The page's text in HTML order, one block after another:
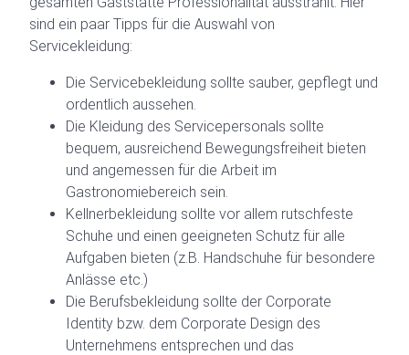
sind ein paar Tipps für die Auswahl von
Servicekleidung:
Die Servicebekleidung sollte sauber, gepflegt und
ordentlich aussehen.
Die Kleidung des Servicepersonals sollte
bequem, ausreichend Bewegungsfreiheit bieten
und angemessen für die Arbeit im
Gastronomiebereich sein.
Kellnerbekleidung sollte vor allem rutschfeste
Schuhe und einen geeigneten Schutz für alle
Aufgaben bieten (z.B. Handschuhe für besondere
Anlässe etc.)
Die Berufsbekleidung sollte der Corporate
Identity bzw. dem Corporate Design des
Unternehmens entsprechen und das